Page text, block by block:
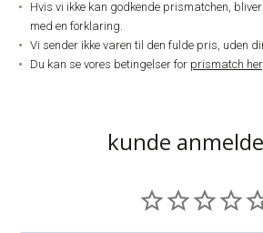
Hvis vi ikke kan godkende prismatchen,
med en forklaring.
Vi sender ikke varen til den fulde pris, uden
Du kan se vores betingelser for prismatch her.
kunde